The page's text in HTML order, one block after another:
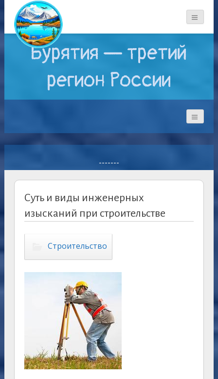
Бурятия — третий
регион России
-------
Суть и виды инженерных
изысканий при строительстве
Строительство